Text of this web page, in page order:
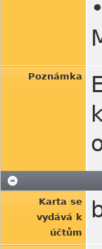
Poznámka
Karta se
vydává k
účtům